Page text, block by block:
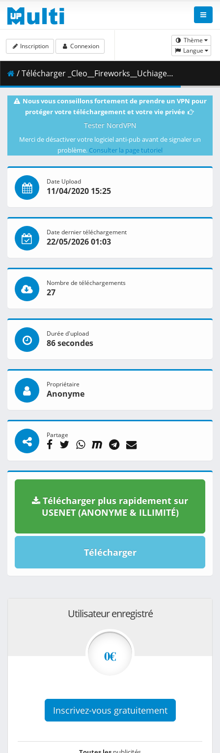
Thème
Langue
Inscription Connexion
/ Télécharger _Cleo__Fireworks__Uchiage_Hanabi___Dual_Audio_10bit_BD1080p_x265_.mkv.003 ( 377.22 MB )
Nous vous conseillons fortement de prendre un VPN pour
protéger votre téléchargement et votre vie privée
Tester NordVPN
Merci de désactiver votre logiciel anti-pub avant de signaler un
problème. Consulter la page tutoriel
Date Upload
11/04/2020 15:25
Date dernier téléchargement
22/05/2026 01:03
Nombre de téléchargements
27
Durée d'upload
86 secondes
Propriétaire
Anonyme
Partage
Télécharger plus rapidement sur
USENET (ANONYME & ILLIMITÉ)
Télécharger
Utilisateur enregistré
0€
Inscrivez-vous gratuitement